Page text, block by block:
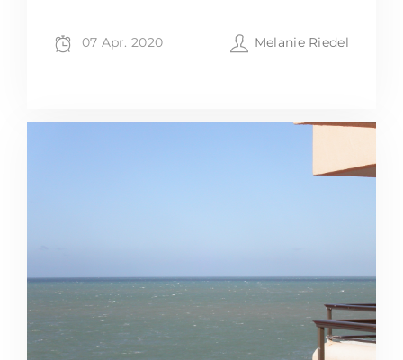
07 Apr. 2020 Melanie Riedel